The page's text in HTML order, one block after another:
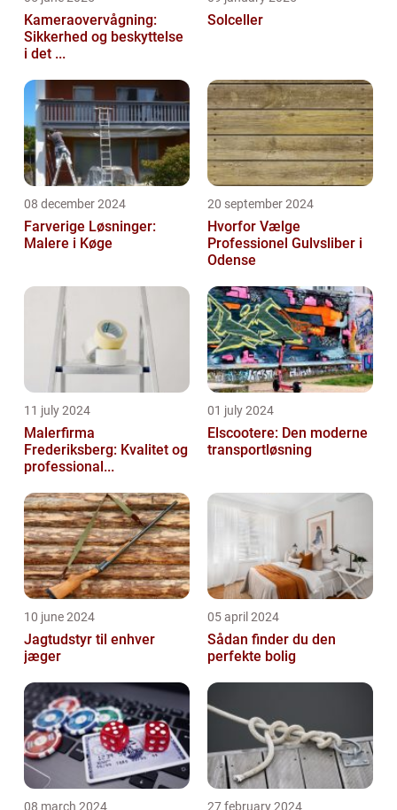
Kameraovervågning:
Sikkerhed og beskyttelse
i det ...
Solceller
08 december 2024
Farverige Løsninger:
Malere i Køge
20 september 2024
Hvorfor Vælge
Professionel Gulvsliber i
Odense
11 july 2024
Malerfirma
Frederiksberg: Kvalitet og
professional...
01 july 2024
Elscootere: Den moderne
transportløsning
10 june 2024
Jagtudstyr til enhver
jæger
05 april 2024
Sådan finder du den
perfekte bolig
08 march 2024 27 february 2024